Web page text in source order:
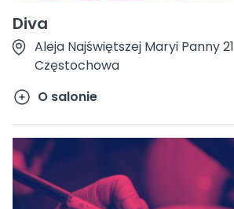
Diva
Aleja Najświętszej Maryi Panny 21
Częstochowa
O salonie